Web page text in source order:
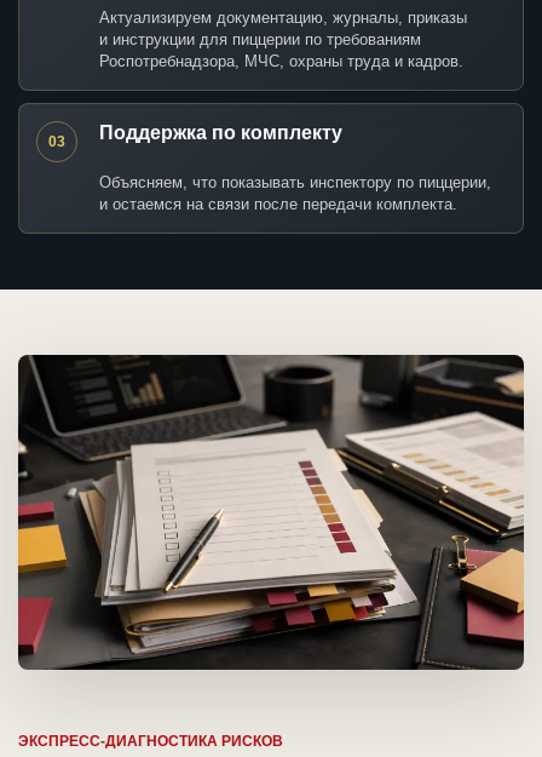
Актуализируем документацию, журналы, приказы
и инструкции для пиццерии по требованиям
Роспотребнадзора, МЧС, охраны труда и кадров.
03 Поддержка по комплекту
Объясняем, что показывать инспектору по пиццерии,
и остаемся на связи после передачи комплекта.
ЭКСПРЕСС-ДИАГНОСТИКА РИСКОВ